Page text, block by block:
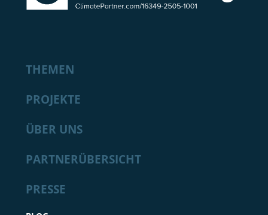
THEMEN
PROJEKTE
ÜBER UNS
PARTNERÜBERSICHT
PRESSE